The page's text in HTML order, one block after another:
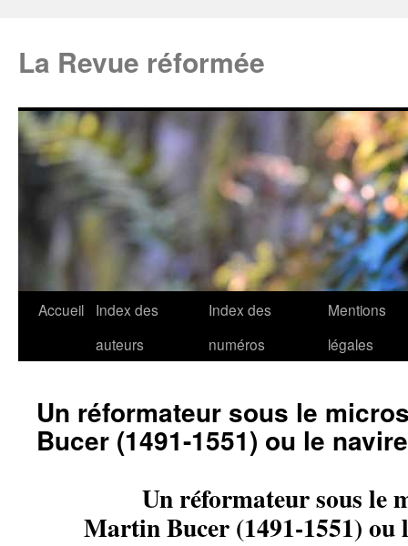
La Revue réformée
Accueil
Index des
auteurs
Index des
numéros
Mentions
légales
Un réformateur sous le
Bucer (1491-1551) ou le
Un réformateur sous le
Martin Bucer (1491-1551) ou